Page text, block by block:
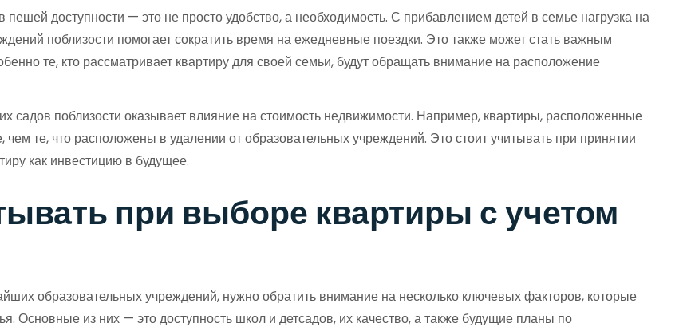
доступности — это не просто удобство, а необходимость. С прибавлением детей в семье нагрузка на
поблизости помогает сократить время на ежедневные поездки. Это также может стать важным
те, кто рассматривает квартиру для своей семьи, будут обращать внимание на расположение
садов поблизости оказывает влияние на стоимость недвижимости. Например, квартиры, расположенные
те, что расположены в удалении от образовательных учреждений. Это стоит учитывать при принятии
как инвестицию в будущее.
при выборе квартиры с учетом
образовательных учреждений, нужно обратить внимание на несколько ключевых факторов, которые
Основные из них — это доступность школ и детсадов, их качество, а также будущие планы по